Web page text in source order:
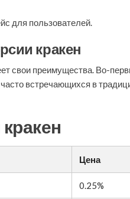
для пользователей.
кракен
свои преимущества. Во-
часто встречающихся в
Цена
0.25%